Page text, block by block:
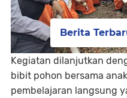
Kegiatan dilanjutkan
bibit pohon bersama
pembelajaran langsung
Berita